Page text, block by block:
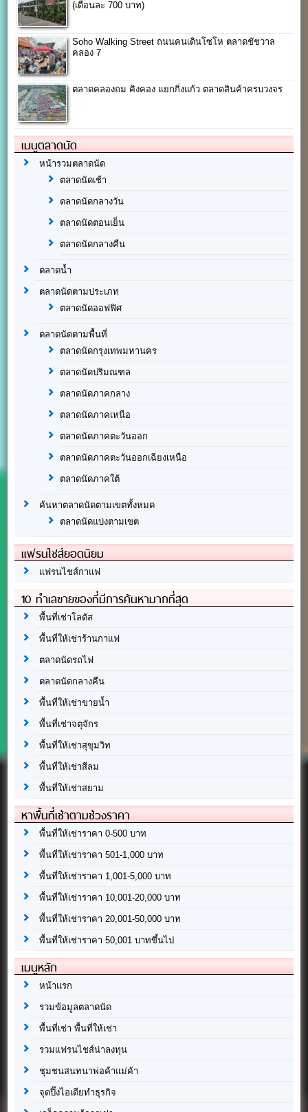
(เดือนละ 700 บาท)
Soho Walking Street ถนนคนเดินโซโห ตลาดชัชวาล
คลอง 7
ตลาดคลองถม คิงคอง แยกกิ่งแก้ว ตลาดสินค้าครบวงจร
เมนูตลาดนัด
หน้ารวมตลาดนัด
ตลาดนัดเช้า
ตลาดนัดกลางวัน
ตลาดนัดตอนเย็น
ตลาดนัดกลางคืน
ตลาดน้ำ
ตลาดนัดตามประเภท
ตลาดนัดออฟฟิศ
ตลาดนัดตามพื้นที่
ตลาดนัดกรุงเทพมหานคร
ตลาดนัดปริมณฑล
ตลาดนัดภาคกลาง
ตลาดนัดภาคเหนือ
ตลาดนัดภาคตะวันออก
ตลาดนัดภาคตะวันออกเฉียงเหนือ
ตลาดนัดภาคใต้
ค้นหาตลาดนัดตามเขตทั้งหมด
ตลาดนัดแบ่งตามเขต
แฟรนไชส์ยอดนิยม
แฟรนไชส์กาแฟ
10 ทำเลขายของที่มีการค้นหามากที่สุด
พื้นที่เช่าโลตัส
พื้นที่ให้เช่าร้านกาแฟ
ตลาดนัดรถไฟ
ตลาดนัดกลางคืน
พื้นที่ให้เช่าขายน้ำ
พื้นที่เช่าจตุจักร
พื้นที่ให้เช่าสุขุมวิท
พื้นที่ให้เช่าสีลม
พื้นที่ให้เช่าสยาม
หาพื้นที่เช่าตามช่วงราคา
พื้นที่ให้เช่าราคา 0-500 บาท
พื้นที่ให้เช่าราคา 501-1,000 บาท
พื้นที่ให้เช่าราคา 1,001-5,000 บาท
พื้นที่ให้เช่าราคา 10,001-20,000 บาท
พื้นที่ให้เช่าราคา 20,001-50,000 บาท
พื้นที่ให้เช่าราคา 50,001 บาทขึ้นไป
เมนูหลัก
หน้าแรก
รวมข้อมูลตลาดนัด
พื้นที่เช่า พื้นที่ให้เช่า
รวมแฟรนไชส์น่าลงทุน
ชุมชนสนทนาพ่อค้าแม่ค้า
จุดปิ๊งไอเดียทำธุรกิจ